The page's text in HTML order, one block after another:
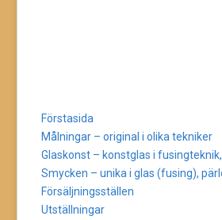
Förstasida
Målningar – original i olika tekniker
Glaskonst – konstglas i
Smycken – unika i glas (fusing),
Försäljningsställen
Utställningar